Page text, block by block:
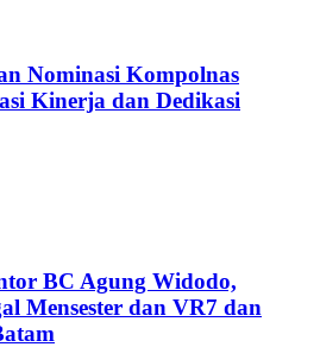
Nominasi Kompolnas
Kinerja dan Dedikasi
BC Agung Widodo,
Mensester dan VR7 dan